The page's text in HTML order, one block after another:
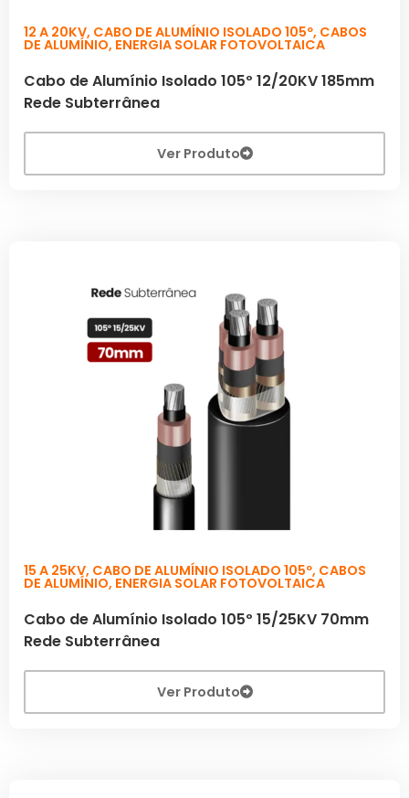
12 A 20KV, CABO DE ALUMÍNIO ISOLADO 105º, CABOS
DE ALUMÍNIO, ENERGIA SOLAR FOTOVOLTAICA
Cabo de Alumínio Isolado 105º 12/20KV 185mm
Rede Subterrânea
Ver Produto
15 A 25KV, CABO DE ALUMÍNIO ISOLADO 105º, CABOS
DE ALUMÍNIO, ENERGIA SOLAR FOTOVOLTAICA
Cabo de Alumínio Isolado 105º 15/25KV 70mm
Rede Subterrânea
Ver Produto